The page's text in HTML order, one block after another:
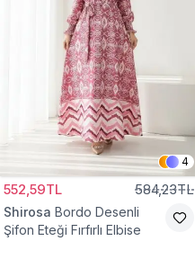
4
552,59TL 584,23TL
Shirosa Bordo Desenli
Şifon Eteği Fırfırlı Elbise